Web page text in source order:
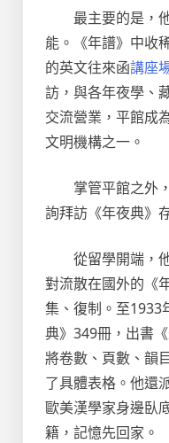
最主要的是，
能。《年譜》中收
的英文往來函講座
訪，與各年夜學、
交流營業，平館成
文明機構之一。
掌管平館之外
詢拜訪《年夜典》
從留學開端，
對流散在國外的《
集、復制。至1933
典》349冊，出書
將卷數、頁數、韻
了具體表格。他還
歐美漢學家身邊臥
籍，記憶先回家。